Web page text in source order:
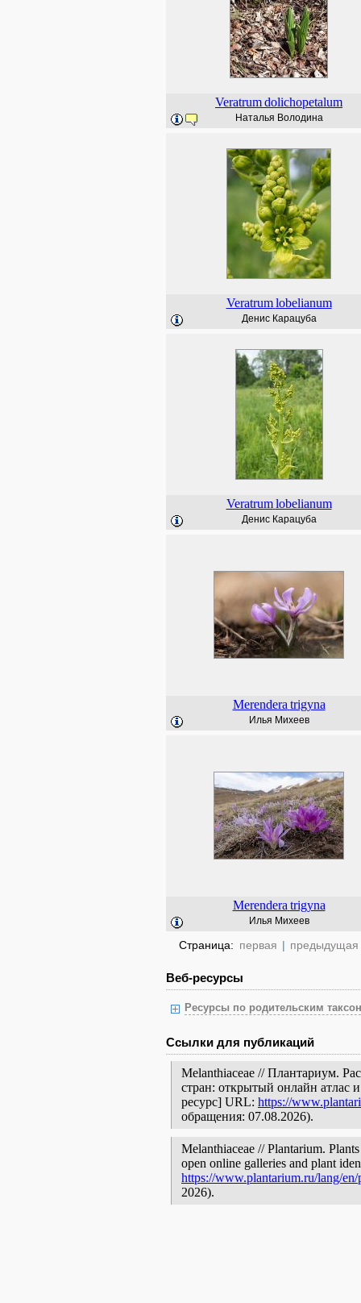
Veratrumdolichopetalum
Наталья Володина
Veratrum lobelianum
Денис Карацуба
Veratrum lobelianum
Денис Карацуба
Merendera trigyna
Илья Михеев
Merendera trigyna
Илья Михеев
Страница: первая | предыдущая
Веб-ресурсы
Ресурсы по родительским
Ссылки для публикаций
Melanthiaceae // Плантариум.
стран: открытый онлайн атлас
ресурс] URL: https://
обращения: 07.08.2026).
Melanthiaceae // Plantarium.
open online galleries and plant
https://www.plantarium.ru/lang/
2026).